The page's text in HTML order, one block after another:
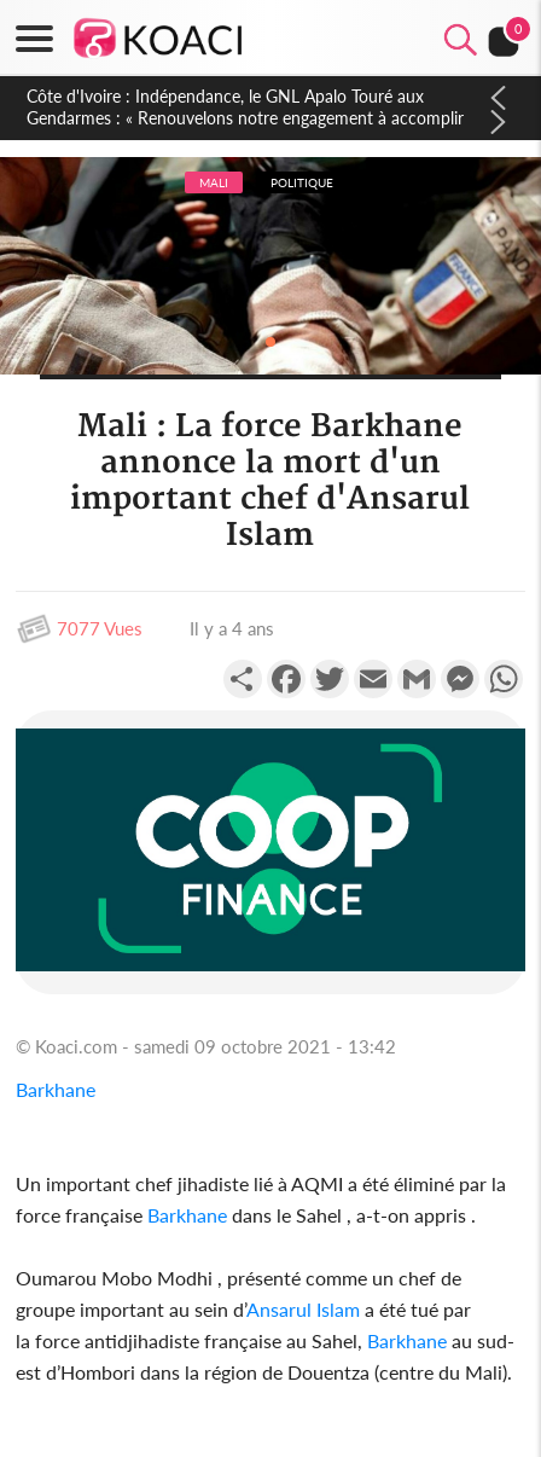
0
Sierra Leone : Un projet de réforme constitutionnelle en
gestation, points clés des amendements, un exclu d'avance
MALI POLITIQUE
Mali : La force Barkhane
annonce la mort d'un
important chef d'Ansarul
Islam
7077 Vues Il y a 4 ans
PartagerFacebookTwitterEmail Gmail
© Koaci.com - samedi 09 octobre 2021 - 13:42
Barkhane
Un important chef jihadiste lié à AQMI a été éliminé par la
force française Barkhane dans le Sahel , a-t-on appris .
Oumarou Mobo Modhi , présenté comme un chef de
groupe important au sein d’Ansarul Islam a été tué par
la force antidjihadiste française au Sahel, Barkhane au sud-
est d’Hombori dans la région de Douentza (centre du Mali).